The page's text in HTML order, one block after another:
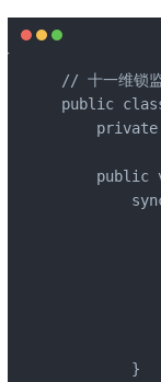
// 十一维锁监
public
public
        }